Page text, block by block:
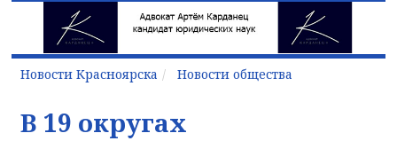
Новости Красноярска Новости общества
В 19 округах